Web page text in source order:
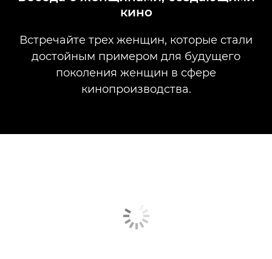
кино
Встречайте трех женщин, которые стали
достойным примером для будущего
поколения женщин в сфере
кинопроизводства.